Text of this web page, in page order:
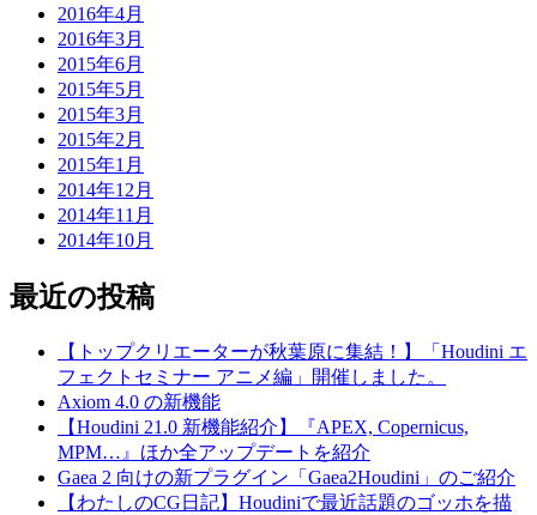
2016年4月
2016年3月
2015年6月
2015年5月
2015年3月
2015年2月
2015年1月
2014年12月
2014年11月
2014年10月
最近の投稿
【トップクリエーターが秋葉原に集結！】「Houdini エ
フェクトセミナー アニメ編」開催しました。
Axiom 4.0 の新機能
【Houdini 21.0 新機能紹介】『APEX, Copernicus,
MPM…』ほか全アップデートを紹介
Gaea 2 向けの新プラグイン「Gaea2Houdini」のご紹介
【わたしのCG日記】Houdiniで最近話題のゴッホを描